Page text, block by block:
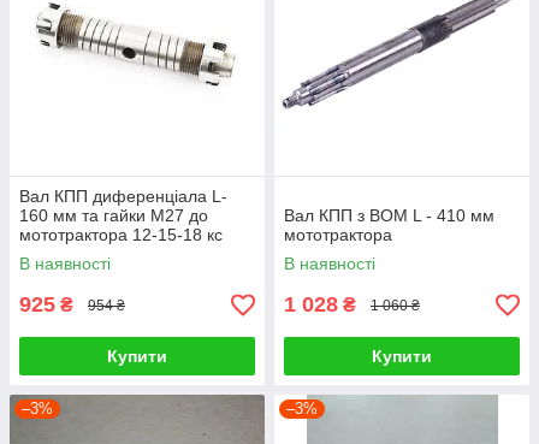
Вал КПП диференціала L-
160 мм та гайки М27 до
мототрактора 12-15-18 кс
В наявності
925 ₴ 954 ₴
Купити
Вал КПП з ВОМ L - 410 мм
мототрактора
В наявності
1 028 ₴ 1 060 ₴
Купити
–3% –3%